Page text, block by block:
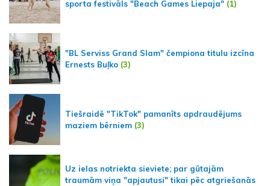
sporta festivāls "Beach Games Liepaja" (1)
"BL Serviss Grand Slam" čempiona titulu izcīna
Ernests Buļko (3)
Tiešraidē "TikTok" pamanīts apdraudējums
maziem bērniem (3)
Uz ielas notriekta sieviete; par gūtajām
traumām viņa "apjautusi" tikai pēc atgriešanās